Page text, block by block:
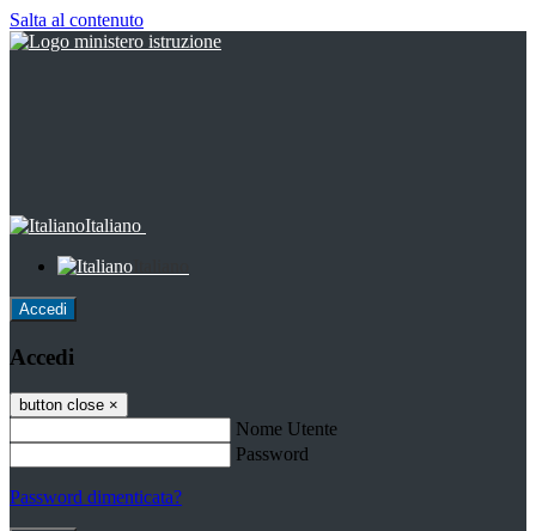
Salta al contenuto
Italiano
Accedi
Accedi
button close ×
Nome Utente
Password
Password dimenticata?